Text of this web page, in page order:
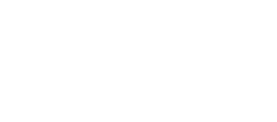
07016001211, C.C.I.A.A. Napoli, REA 856312.